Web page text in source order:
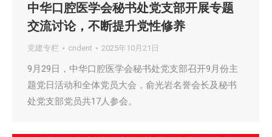
中华口腔医学会秘书处党支部开展专题
交流讨论，不断提升党性修养
党建专栏 cndent 2025年10月21日
9月29日，中华口腔医学会秘书处党支部召开9月份主
题党日活动和全体党员大会，俞光岩名誉会长及秘书
处党支部党员共17人参会。